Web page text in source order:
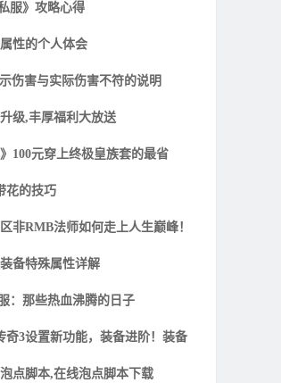
服》攻略心得
性的个人体会
伤害与实际伤害不符的说明
级,丰厚福利大放送
》100元穿上终极皇族套的最省
花的技巧
非RMB法师如何走上人生巅峰！
备特殊属性详解
：那些热血沸腾的日子
奇3设置新功能，装备进阶！装备
点脚本,在线泡点脚本下载